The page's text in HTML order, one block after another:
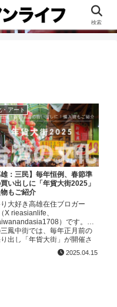
がグルメ、観光、生活・ビジネ
た台湾ブログです。
・アート
雄：三民】毎年恒例、春節準
い出しに「年貨大街2025」
もご紹介
大好き高雄在住ブロガー
X rieasianlife、
）です。高
鳳中街では、毎年正月前の
出し「年貨大街」が開催さ
す。2025年は、2025年1月11
27日でした。春節か...
2025.04.15
検索